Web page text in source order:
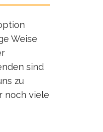
Weise
sind
zu
noch viele